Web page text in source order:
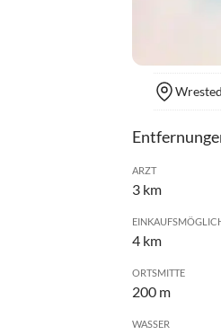
ARZT
3 km
4 km
ORTSMITTE
200 m
WASSER